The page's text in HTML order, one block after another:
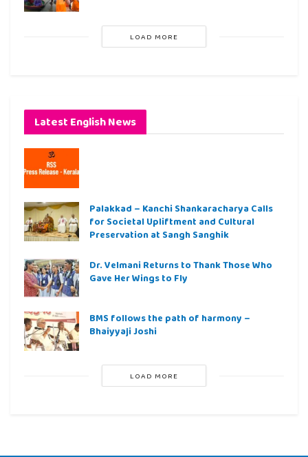
LOAD MORE
Latest English News
Palakkad – Kanchi Shankaracharya Calls
for Societal Upliftment and Cultural
Preservation at Sangh Sanghik
Dr. Velmani Returns to Thank Those Who
Gave Her Wings to Fly
BMS follows the path of harmony –
Bhaiyyaji Joshi
LOAD MORE